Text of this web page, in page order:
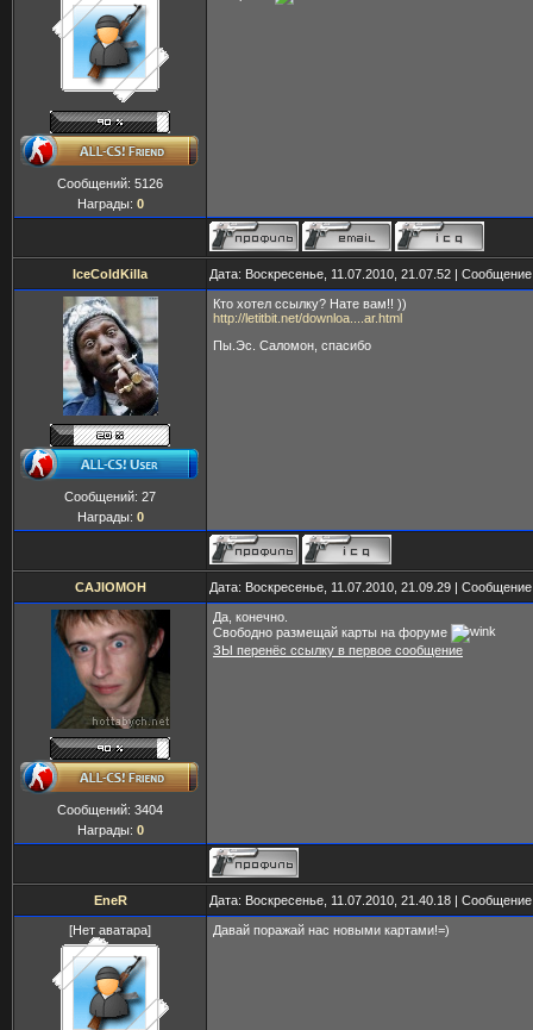
Сообщений: 5126
Награды: 0
IceColdKilla Дата: Воскресенье, 11.07.2010, 21.07.52 |
Сообщений: 27
Награды: 0
Кто хотел ссылку? Нате вам!! ))
http://letitbit.net/downloa....ar.html
Пы.Эс. Саломон, спасибо
CAJIOMOH Дата: Воскресенье, 11.07.2010, 21.09.29 |
Сообщений: 3404
Награды: 0
Да, конечно.
Свободно размещай карты на форуме
ЗЫ перенёс ссылку в первое сообщение
EneR Дата: Воскресенье, 11.07.2010, 21.40.18 |
[Нет аватара] Давай поражай нас новыми картами!=)